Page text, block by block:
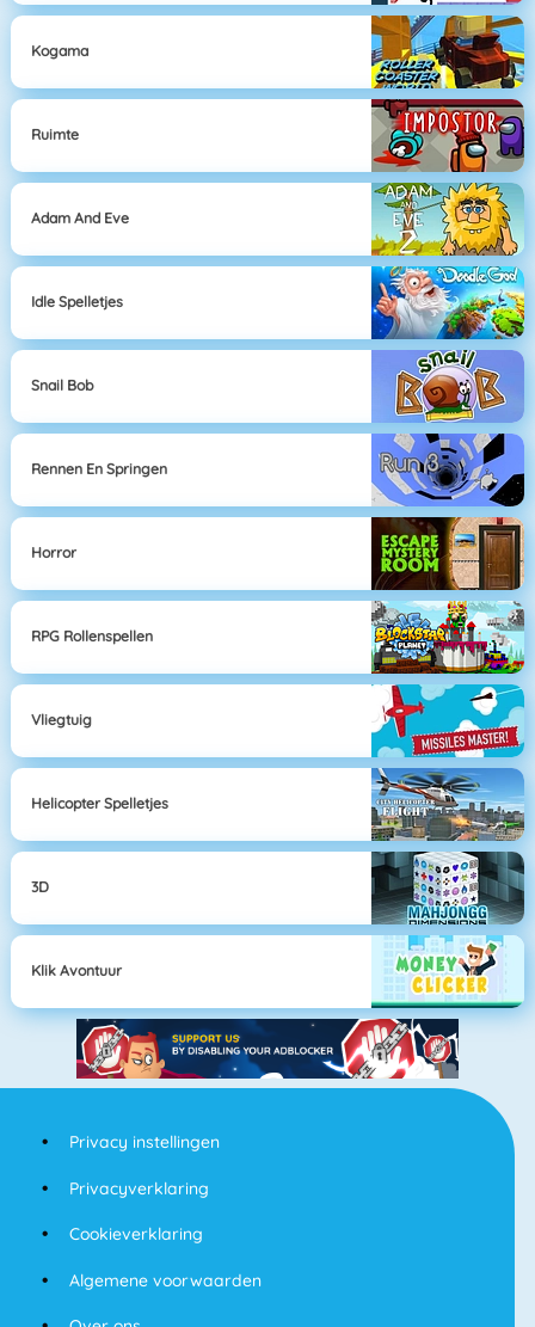
Kogama
Ruimte
Adam And Eve
Idle Spelletjes
Snail Bob
Rennen En Springen
Horror
RPG Rollenspellen
Vliegtuig
Helicopter Spelletjes
3D
Klik Avontuur
Privacy instellingen
Privacyverklaring
Cookieverklaring
Algemene voorwaarden